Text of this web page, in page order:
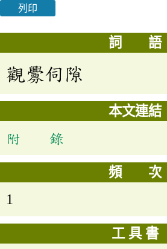
列印
詞 語
觀釁伺隙
本文連結
附 錄
頻 次
1
工 具 書